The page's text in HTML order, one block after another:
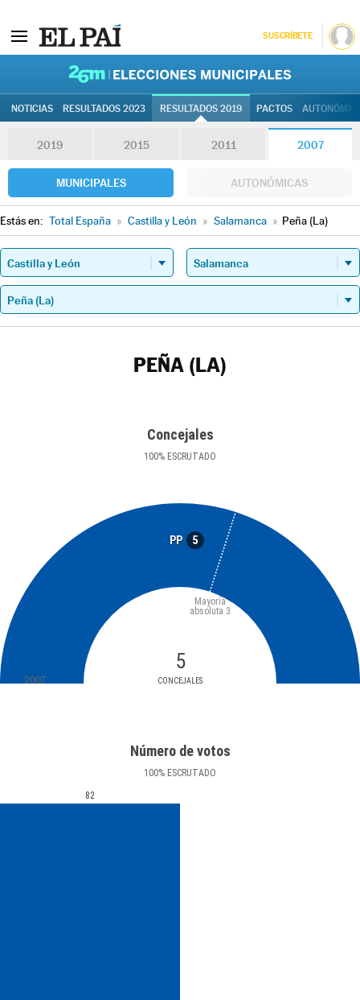
SUSCRÍBETE
NOTICIAS RESULTADOS 2023 RESULTADOS 2019 PACTOS
2019 2015 2011 2007
MUNICIPALES AUTONÓMICAS
Estás en: Total España » Castilla y León » Salamanca » Peña (La)
PEÑA (LA)
Concejales
100% ESCRUTADO
PP 5
5
CONCEJALES
Mayoría
absoluta 3
2007
Número de votos
100% ESCRUTADO
82